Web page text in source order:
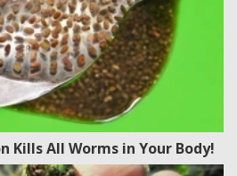
Kills All Worms in Your Body!